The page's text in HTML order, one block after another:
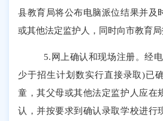
县教育局将公布电脑派位结果并及
或其他法定监护人， 同时向市教育局
5.网上确认和现场注册。经
少于招生计划数实行直接录取)已
童，其父母或其他法定监护人应在
认，并按要求到确认录取学校进行